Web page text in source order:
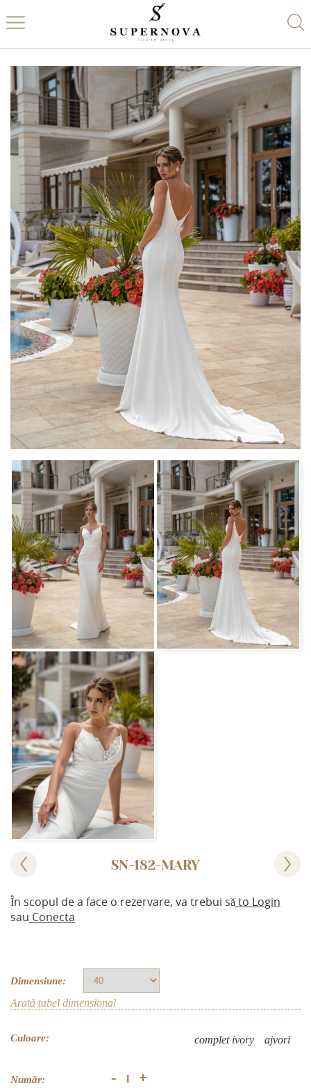
SN-182-MARY
În scopul de a face o rezervare, va trebui săto Login
sau Conecta
Dimensiune:
Arată tabel dimensional
Culoare: аjvori
complet ivory
Număr: - +